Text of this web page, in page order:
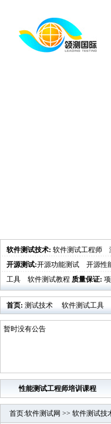
软件测试技术: 软件测试工程师
开源测试:开源功能测试 开源性
工具
软件测试教程 质量保证:
首页: 测试技术 软件测试工具
业界新闻
软件测试时代活动发布
暂时没有公告
性能测试工程师培训课程
首页:软件测试网 >> 软件测试技